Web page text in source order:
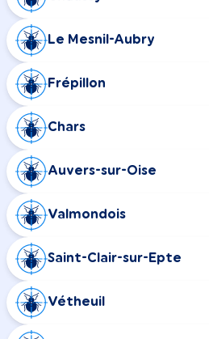
Le Mesnil-Aubry
Frépillon
Chars
Auvers-sur-Oise
Valmondois
Saint-Clair-sur-Epte
Vétheuil